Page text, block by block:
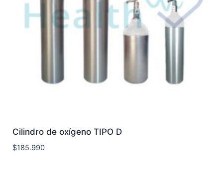
Cilindro de oxígeno TIPO D
$185.990